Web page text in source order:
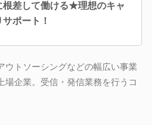
根差して働ける★理想のキャ
ポート！
ウトソーシングなどの幅広い事業
場企業。受信・発信業務を行うコ